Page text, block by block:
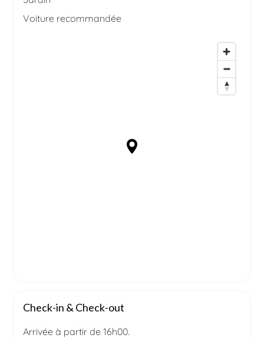
Voiture recommandée
Check-in & Check-out
Arrivée à partir de 16h00.